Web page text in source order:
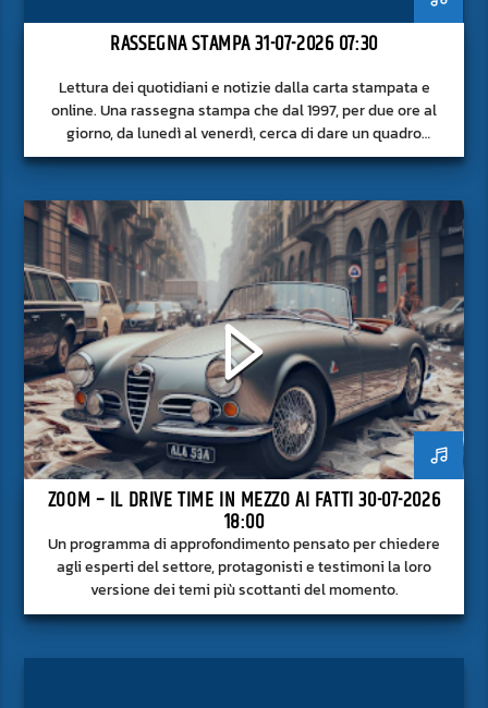
RASSEGNA STAMPA 31-07-2026 07:30
Lettura dei quotidiani e notizie dalla carta stampata e
online. Una rassegna stampa che dal 1997, per due ore al
giorno, da lunedì al venerdì, cerca di dare un quadro
approfondito delle notizie del giorno, senza fermarsi alla
ZOOM – IL DRIVE TIME IN MEZZO AI FATTI 30-07-2026
18:00
Un programma di approfondimento pensato per chiedere
agli esperti del settore, protagonisti e testimoni la loro
versione dei temi più scottanti del momento.